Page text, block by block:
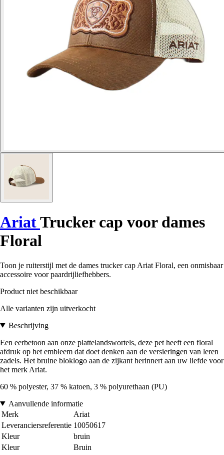
AriatTrucker cap voor dames
Floral
Toon je ruiterstijl met de dames trucker cap Ariat Floral, een onmisbaar
accessoire voor paardrijliefhebbers.
Product niet beschikbaar
Alle varianten zijn uitverkocht
Beschrijving
Een eerbetoon aan onze plattelandswortels, deze pet heeft een floral
afdruk op het embleem dat doet denken aan de versieringen van leren
zadels. Het bruine bloklogo aan de zijkant herinnert aan uw liefde voor
het merk Ariat.
60 % polyester, 37 % katoen, 3 % polyurethaan (PU)
Aanvullende informatie
Merk
Ariat
Leveranciersreferentie 10050617
Kleur
bruin
Kleur
Bruin